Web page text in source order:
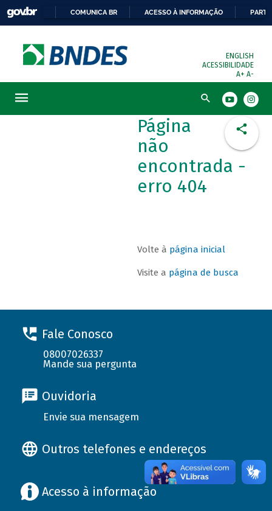
COMUNICA BR ACESSO À INFORMAÇÃO
ENGLISH
ACESSIBILIDADE
A+ A-
Busca
Página
não
encontrada -
erro 404
Volte à página inicial
Visite a página de busca
Fale Conosco
08007026337
Mande sua pergunta
Ouvidoria
Envie sua mensagem
Outros telefones e endereços
Acesso à informação